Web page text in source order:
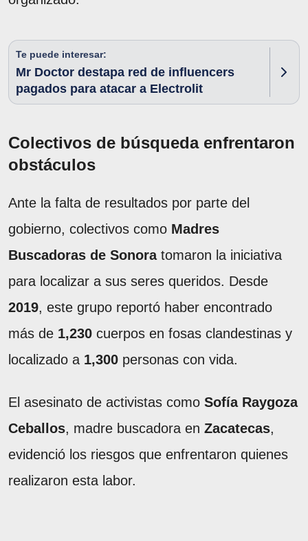
Te puede interesar:
Mr Doctor destapa red de influencers
pagados para atacar a Electrolit
Colectivos de búsqueda enfrentaron
obstáculos
Ante la falta de resultados por parte del
gobierno, colectivos como Madres
Buscadoras de Sonoratomaron la iniciativa
para localizar a sus seres queridos. Desde
2019, este grupo reportó haber encontrado
más de 1,230 cuerpos en fosas clandestinas y
localizado a 1,300 personas con vida.
El asesinato de activistas como Sofía Raygoza
Ceballos, madre buscadora en Zacatecas,
evidenció los riesgos que enfrentaron quienes
realizaron esta labor.